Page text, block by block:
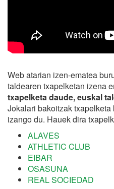
Web atarian izen-ematea
taldearen txapelketan izena
txapelketa daude, euskal
Jokalari bakoitzak txapelketa
izango du. Hauek dira
ALAVES
ATHLETIC CLUB
EIBAR
OSASUNA
REAL SOCIEDAD